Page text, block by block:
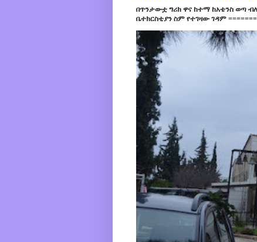
በጥንታውቷ ግሪክ ዋና ከተማ ከአቴንስ ወጣ
ቤተክርስቲያን ስም የተገዛው ገዳም